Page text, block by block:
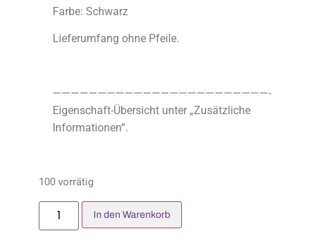
Farbe: Schwarz
Lieferumfang ohne Pfeile.
————————————————————————-
Eigenschaft-Übersicht unter „Zusätzliche
Informationen“.
100 vorrätig
In den Warenkorb